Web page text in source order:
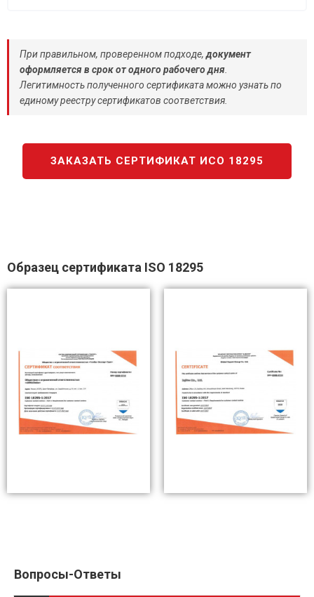
При правильном, проверенном подходе,документ
оформляется в срок от одного рабочего дня
Легитимность полученного сертификата можно узнать по
единому реестру сертификатов соответствия.
ЗАКАЗАТЬ СЕРТИФИКАТ ИСО 18295
Образец сертификата ISO 18295
Вопросы-Ответы